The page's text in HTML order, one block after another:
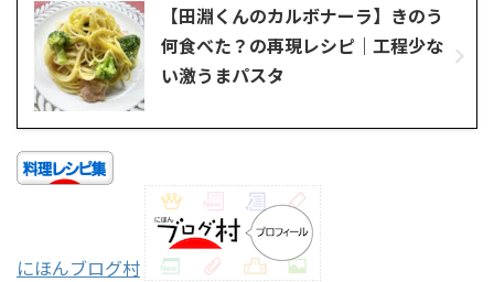
【田淵くんのカルボナーラ】きのう
何食べた？の再現レシピ｜工程少な
い激うまパスタ
にほんブログ村